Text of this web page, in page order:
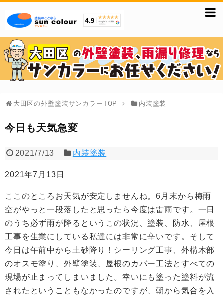
大田区の外壁塗装サンカラーTOP 内装塗装
今日も天気急変
2021/7/13 内装塗装
2021年7月13日
ここのところお天気が安定しませんね。6月末から梅雨
空がやっと一段落したと思ったら今度は雷雨です。一日
のうち必ず雨が降るというこの状況、塗装、防水、屋根
工事を生業にしている私達には非常に辛いです。そして
今日は午前中から土砂降り！シーリング工事、外構木部
のオスモ塗り、外壁塗装、屋根のカバー工法とすべての
現場が止まってしまいました。幸いにも塗った塗料が流
されたということもなかったのですが、朝から気合を入